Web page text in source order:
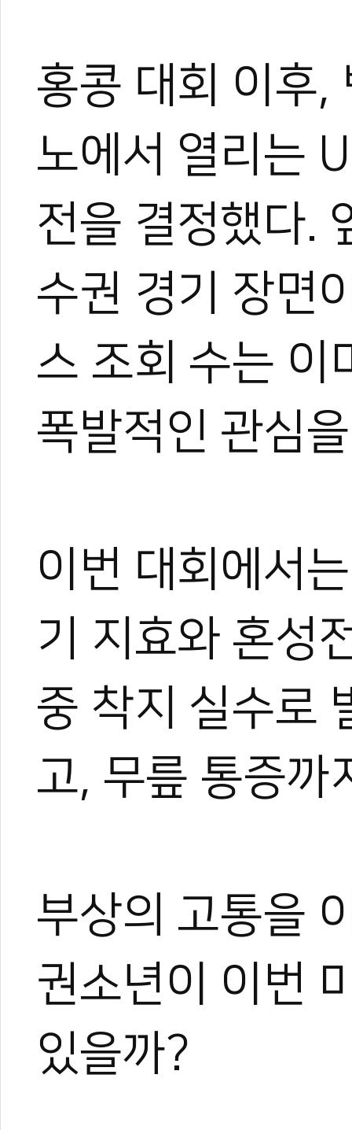
홍콩 대회 이후,
노에서 열리는
전을 결정했다.
수권 경기 장면
스 조회 수는 이
폭발적인 관심
이번 대회에서
기 지효와 혼성
중 착지 실수로
고, 무릎 통증까
부상의 고통을
권소년이 이번
있을까?
은 세상을 보게 되었고, 자
기 시작했다.
지금은 국내외를 누비며
가며 다방면으로 성장 중이
아직은 미생이지만, 프로페
며 끊임없이 도전한다.